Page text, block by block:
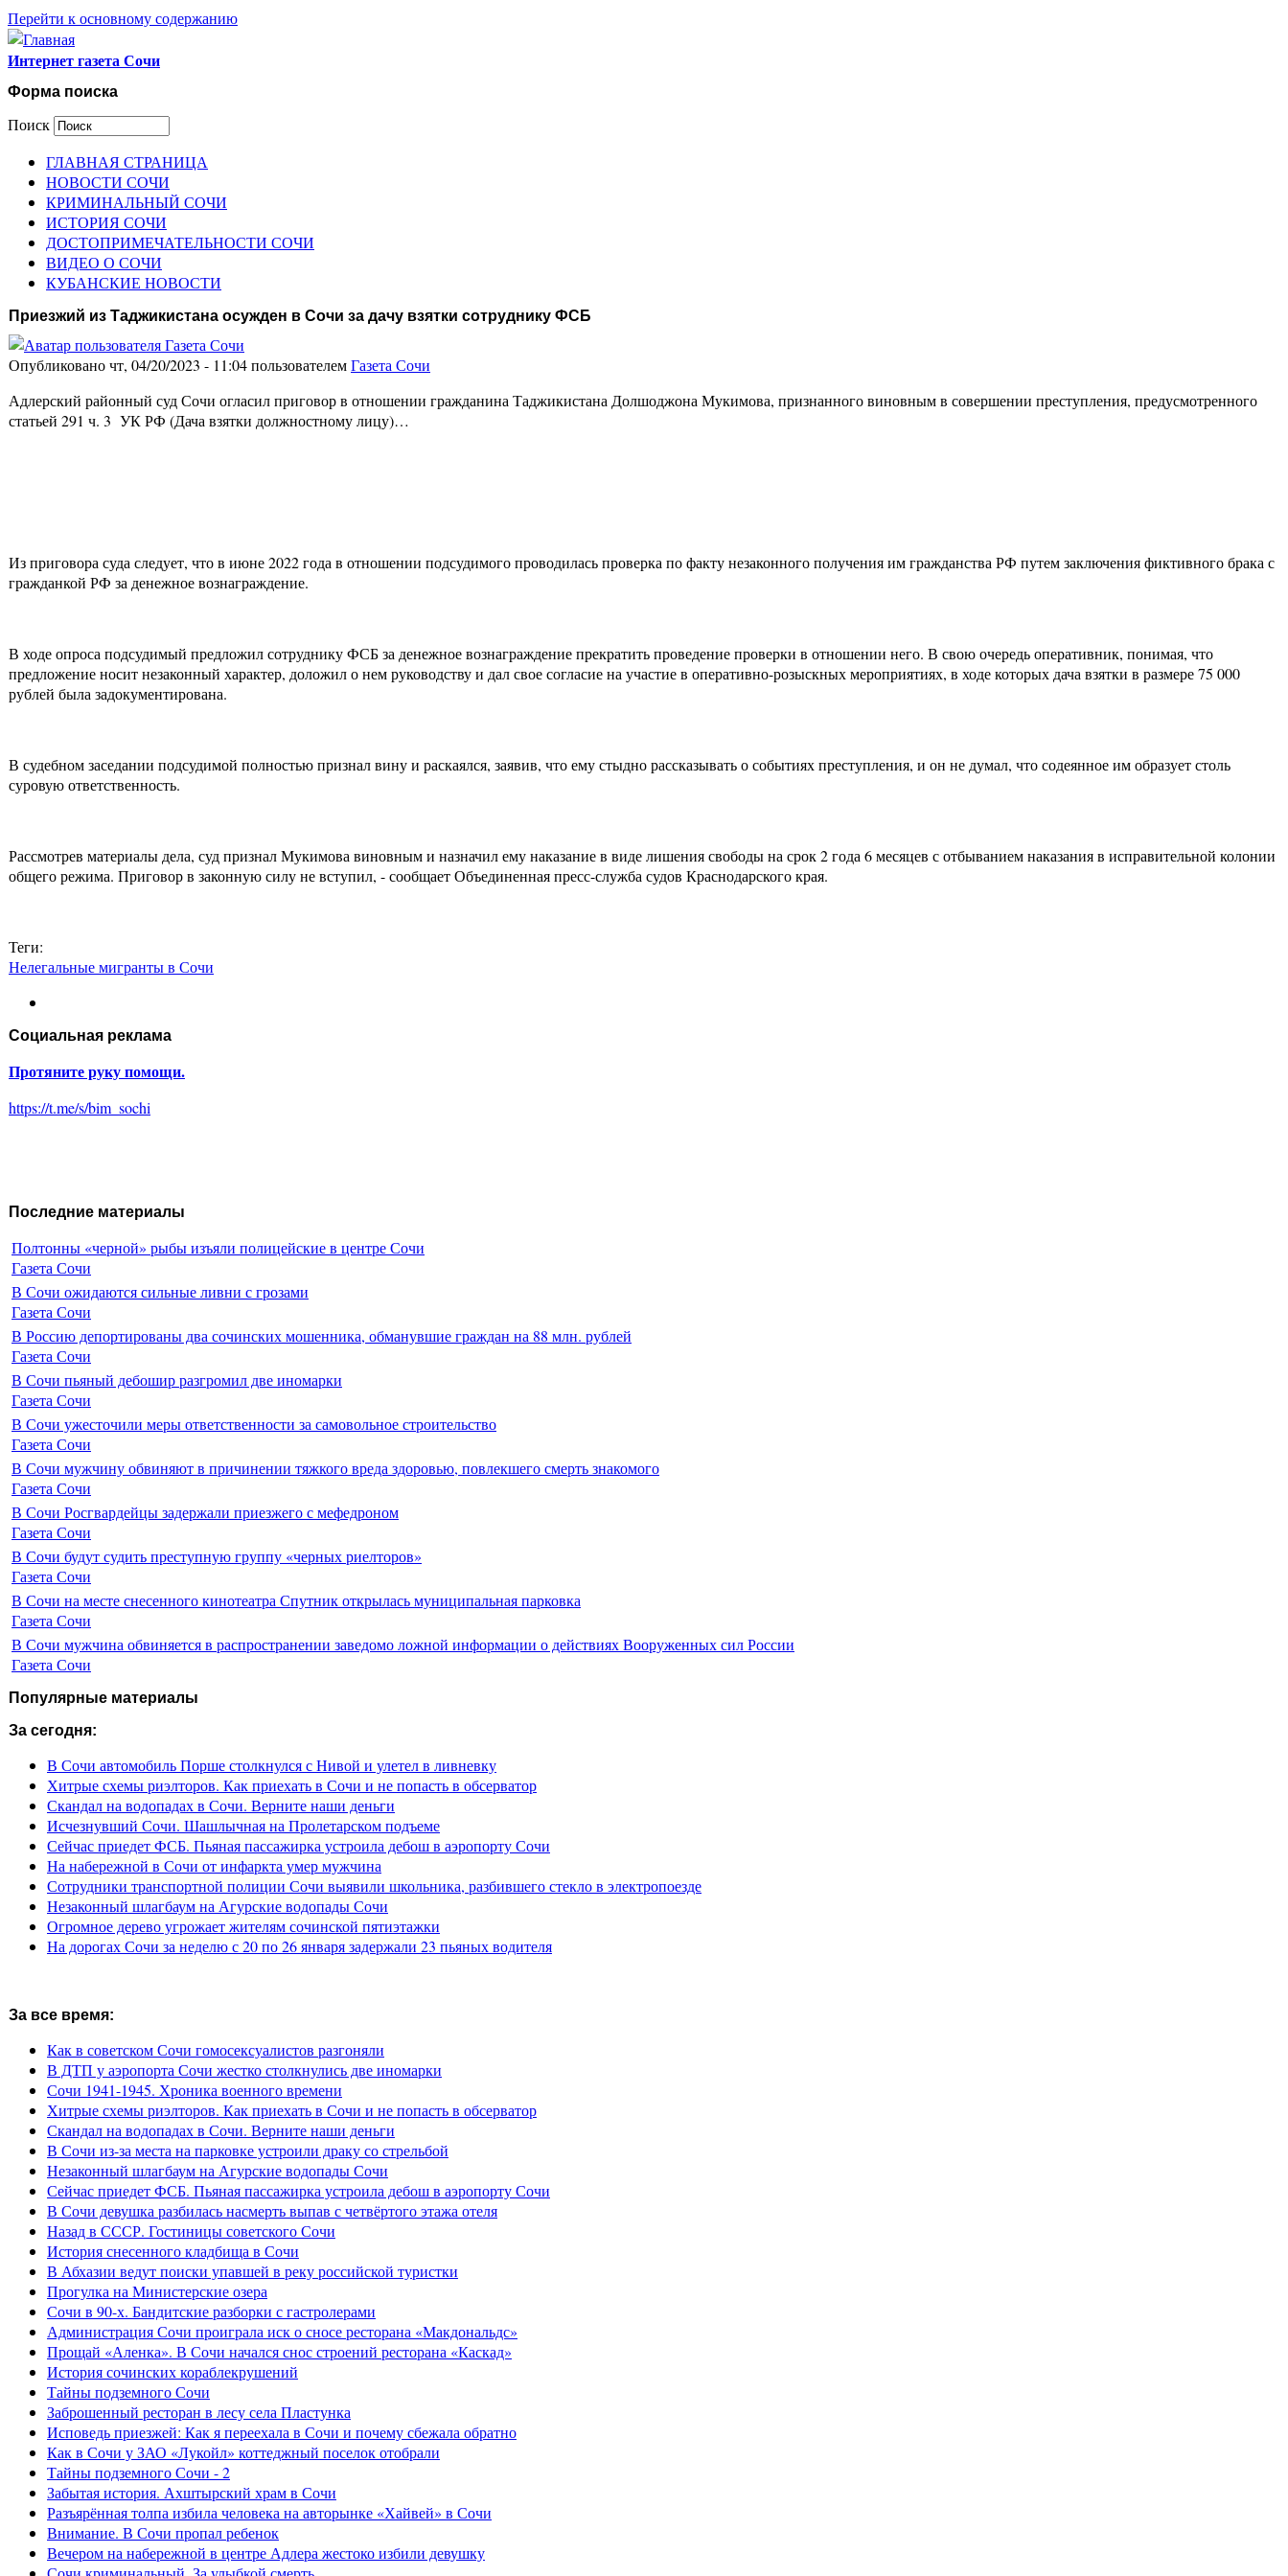
Перейти к основному содержанию
Интернет газета Сочи
Форма поиска
Поиск
ГЛАВНАЯ СТРАНИЦА
НОВОСТИ СОЧИ
КРИМИНАЛЬНЫЙ СОЧИ
ИСТОРИЯ СОЧИ
ДОСТОПРИМЕЧАТЕЛЬНОСТИ СОЧИ
ВИДЕО О СОЧИ
КУБАНСКИЕ НОВОСТИ
Приезжий из Таджикистана осужден в Сочи за дачу взятки сотруднику ФСБ
Опубликовано чт, 04/20/2023 - 11:04 пользователемГазета Сочи
Адлерский районный суд Сочи огласил приговор в отношении гражданина Таджикистана Долшоджона Мукимова, признанного виновным в совершении преступления, предусмотренного
статьей 291 ч. 3 УК РФ (Дача взятки должностному лицу)…
Из приговора суда следует, что в июне 2022 года в отношении подсудимого проводилась проверка по факту незаконного получения им гражданства РФ путем заключения фиктивного брака с
гражданкой РФ за денежное вознаграждение.
В ходе опроса подсудимый предложил сотруднику ФСБ за денежное вознаграждение прекратить проведение проверки в отношении него. В свою очередь оперативник, понимая, что
предложение носит незаконный характер, доложил о нем руководству и дал свое согласие на участие в оперативно-розыскных мероприятиях, в ходе которых дача взятки в размере 75 000
рублей была задокументирована.
В судебном заседании подсудимой полностью признал вину и раскаялся, заявив, что ему стыдно рассказывать о событиях преступления, и он не думал, что содеянное им образует столь
суровую ответственность.
Рассмотрев материалы дела, суд признал Мукимова виновным и назначил ему наказание в виде лишения свободы на срок 2 года 6 месяцев с отбыванием наказания в исправительной колонии
общего режима. Приговор в законную силу не вступил, - сообщает Объединенная пресс-служба судов Краснодарского края.
Теги:
Нелегальные мигранты в Сочи
Социальная реклама
Протяните руку помощи.
https://t.me/s/bim_sochi
Последние материалы
Полтонны «черной» рыбы изъяли полицейские в центре Сочи
Газета Сочи
В Сочи ожидаются сильные ливни с грозами
Газета Сочи
В Россию депортированы два сочинских мошенника, обманувшие граждан на 88 млн. рублей
Газета Сочи
В Сочи пьяный дебошир разгромил две иномарки
Газета Сочи
В Сочи ужесточили меры ответственности за самовольное строительство
Газета Сочи
В Сочи мужчину обвиняют в причинении тяжкого вреда здоровью, повлекшего смерть знакомого
Газета Сочи
В Сочи Росгвардейцы задержали приезжего с мефедроном
Газета Сочи
В Сочи будут судить преступную группу «черных риелторов»
Газета Сочи
В Сочи на месте снесенного кинотеатра Спутник открылась муниципальная парковка
Газета Сочи
В Сочи мужчина обвиняется в распространении заведомо ложной информации о действиях Вооруженных сил России
Газета Сочи
Популярные материалы
За сегодня:
В Сочи автомобиль Порше столкнулся с Нивой и улетел в ливневку
Хитрые схемы риэлторов. Как приехать в Сочи и не попасть в обсерватор
Скандал на водопадах в Сочи. Верните наши деньги
Исчезнувший Сочи. Шашлычная на Пролетарском подъеме
Сейчас приедет ФСБ. Пьяная пассажирка устроила дебош в аэропорту Сочи
На набережной в Сочи от инфаркта умер мужчина
Сотрудники транспортной полиции Сочи выявили школьника, разбившего стекло в электропоезде
Незаконный шлагбаум на Агурские водопады Сочи
Огромное дерево угрожает жителям сочинской пятиэтажки
На дорогах Сочи за неделю с 20 по 26 января задержали 23 пьяных водителя
За все время:
Как в советском Сочи гомосексуалистов разгоняли
В ДТП у аэропорта Сочи жестко столкнулись две иномарки
Сочи 1941-1945. Хроника военного времени
Хитрые схемы риэлторов. Как приехать в Сочи и не попасть в обсерватор
Скандал на водопадах в Сочи. Верните наши деньги
В Сочи из-за места на парковке устроили драку со стрельбой
Незаконный шлагбаум на Агурские водопады Сочи
Сейчас приедет ФСБ. Пьяная пассажирка устроила дебош в аэропорту Сочи
В Сочи девушка разбилась насмерть выпав с четвёртого этажа отеля
Назад в СССР. Гостиницы советского Сочи
История снесенного кладбища в Сочи
В Абхазии ведут поиски упавшей в реку российской туристки
Прогулка на Министерские озера
Сочи в 90-х. Бандитские разборки с гастролерами
Администрация Сочи проиграла иск о сносе ресторана «Макдональдс»
Прощай «Аленка». В Сочи начался снос строений ресторана «Каскад»
История сочинских кораблекрушений
Тайны подземного Сочи
Заброшенный ресторан в лесу села Пластунка
Исповедь приезжей: Как я переехала в Сочи и почему сбежала обратно
Как в Сочи у ЗАО «Лукойл» коттеджный поселок отобрали
Тайны подземного Сочи - 2
Забытая история. Ахштырский храм в Сочи
Разъярённая толпа избила человека на авторынке «Хайвей» в Сочи
Внимание. В Сочи пропал ребенок
Вечером на набережной в центре Адлера жестоко избили девушку